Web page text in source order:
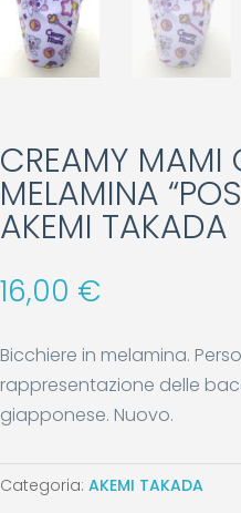
CREAMY MAMI
MELAMINA
AKEMI TAKADA
16,00 €
Bicchiere in melamina.
rappresentazione delle
giapponese. Nuovo.
Categoria: AKEMI TAKADA